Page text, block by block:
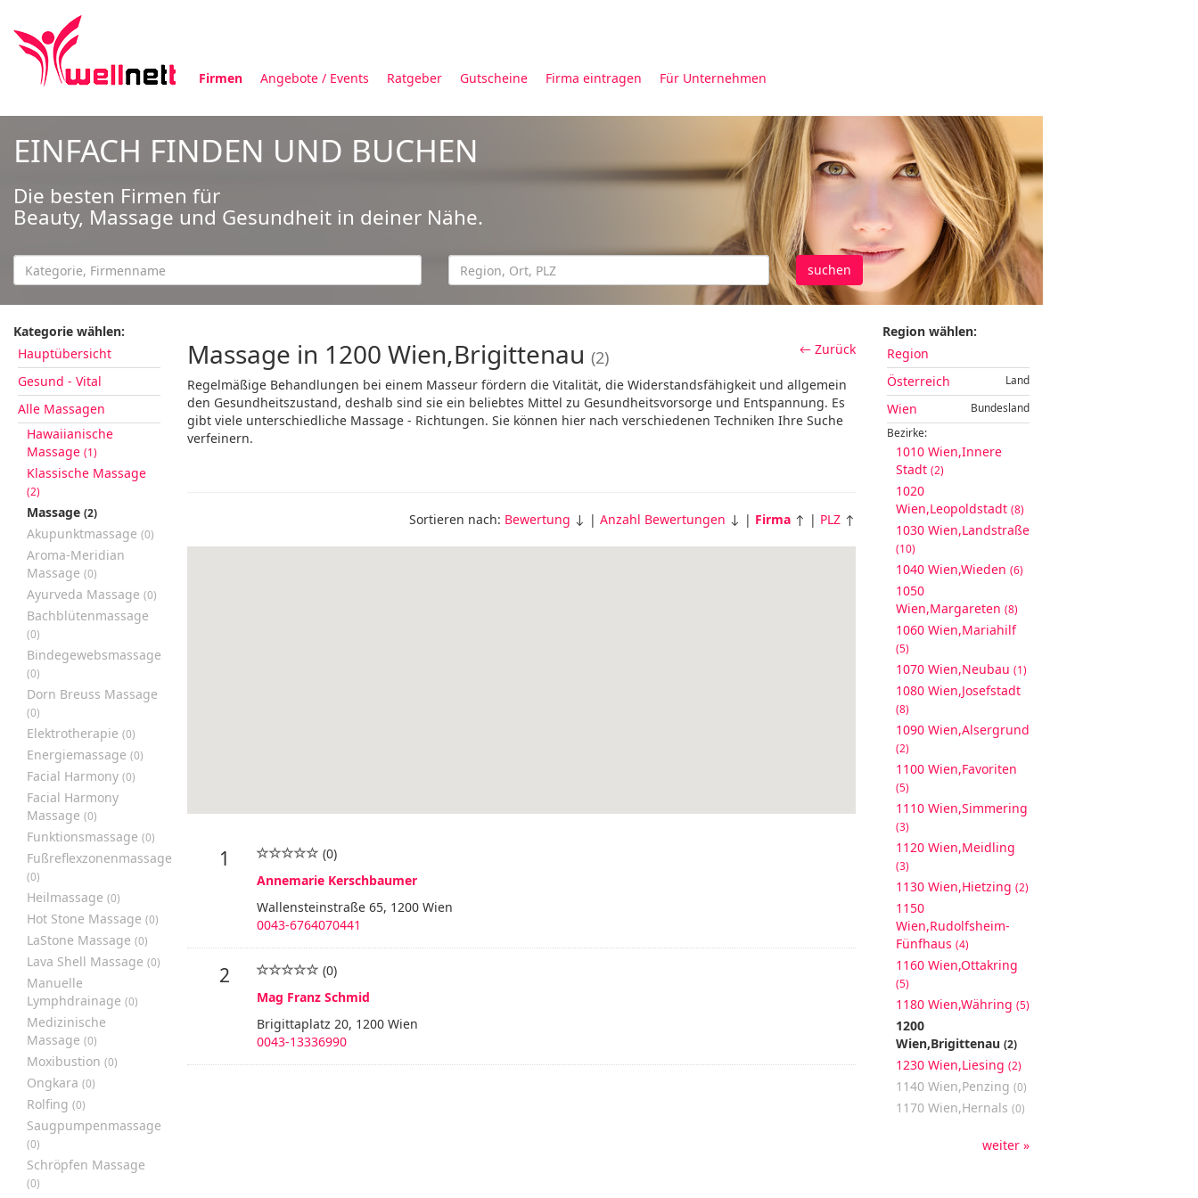
Firmen Angebote / Events Ratgeber Gutscheine Firma eintragen Für Unternehmen
EINFACH FINDEN UND BUCHEN
Die besten Firmen für
Beauty, Massage und Gesundheit in deiner Nähe.
suchen
Kategorie wählen:
Hauptübersicht
Gesund - Vital
Alle Massagen
Hawaiianische
Massage (1)
Klassische Massage
(2)
Massage (2)
Akupunktmassage (0)
Aroma-Meridian
Massage (0)
Ayurveda Massage (0)
Bachblütenmassage
(0)
Bindegewebsmassage
(0)
Dorn Breuss Massage
(0)
Elektrotherapie (0)
Energiemassage (0)
Facial Harmony (0)
Facial Harmony
Massage (0)
Funktionsmassage (0)
Fußreflexzonenmassage
(0)
Heilmassage (0)
Hot Stone Massage (0)
LaStone Massage (0)
Lava Shell Massage (0)
Manuelle
Lymphdrainage (0)
Medizinische
Massage (0)
Moxibustion (0)
Ongkara (0)
Rolfing (0)
Saugpumpenmassage
(0)
Schröpfen Massage
(0)
← Zurück
Massage in 1200 Wien,Brigittenau (2)
Regelmäßige Behandlungen bei einem Masseur fördern die Vitalität, die Widerstandsfähigkeit und allgemein
den Gesundheitszustand, deshalb sind sie ein beliebtes Mittel zu Gesundheitsvorsorge und Entspannung. Es
gibt viele unterschiedliche Massage - Richtungen. Sie können hier nach verschiedenen Techniken Ihre Suche
verfeinern.
Sortieren nach: Bewertung ↓ | Anzahl Bewertungen ↓ | Firma ↑ | PLZ ↑
1
(0)
Annemarie Kerschbaumer
Wallensteinstraße 65, 1200 Wien
0043-6764070441
2
(0)
Mag Franz Schmid
Brigittaplatz 20, 1200 Wien
0043-13336990
Region wählen:
Region
Land
Österreich
Bundesland
Wien
Bezirke:
1010 Wien,Innere
Stadt (2)
1020
Wien,Leopoldstadt (8)
1030 Wien,Landstraße
(10)
1040 Wien,Wieden (6)
1050
Wien,Margareten (8)
1060 Wien,Mariahilf
(5)
1070 Wien,Neubau (1)
1080 Wien,Josefstadt
(8)
1090 Wien,Alsergrund
(2)
1100 Wien,Favoriten
(5)
1110 Wien,Simmering
(3)
1120 Wien,Meidling
(3)
1130 Wien,Hietzing (2)
1150
Wien,Rudolfsheim-
Fünfhaus (4)
1160 Wien,Ottakring
(5)
1180 Wien,Währing (5)
1200
Wien,Brigittenau (2)
1230 Wien,Liesing (2)
1140 Wien,Penzing (0)
1170 Wien,Hernals (0)
weiter »